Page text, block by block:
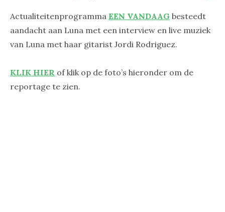
Actualiteitenprogramma EEN VANDAAG besteedt
aandacht aan Luna met een interview en live muziek
van Luna met haar gitarist Jordi Rodriguez.
KLIK HIER of klik op de foto’s hieronder om de
reportage te zien.